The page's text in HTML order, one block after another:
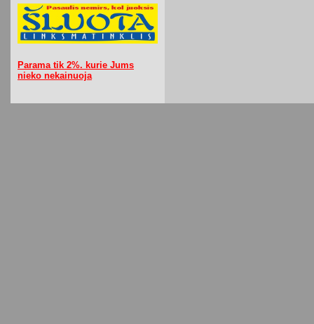
Parama tik 2%. kurie Jums
nieko nekainuoja